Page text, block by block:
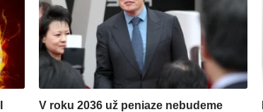
V roku 2036 už peniaze nebudeme